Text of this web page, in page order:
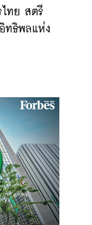
ไทย สตรี
ทธิพลแห่ง